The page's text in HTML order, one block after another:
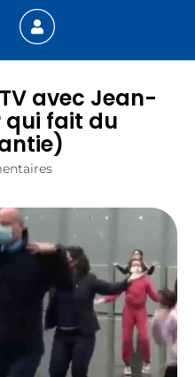
avec Jean-
qui fait du